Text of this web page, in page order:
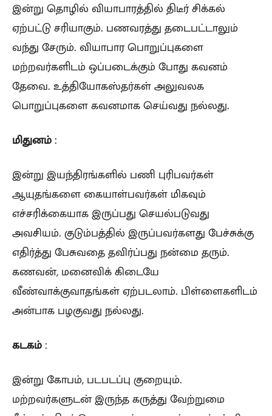
இன்று தொழில் வியாபாரத்தில் திடீர் சிக்கல்
ஏற்பட்டு சரியாகும். பணவரத்து தடைபட்டாலும்
வந்து சேரும். வியாபார பொறுப்புகளை
மற்றவர்களிடம் ஒப்படைக்கும் போது கவனம்
தேவை. உத்தியோகஸ்தர்கள் அலுவலக
பொறுப்புகளை கவனமாக செய்வது நல்லது.
மிதுனம் :
இன்று இயந்திரங்களில் பணி புரிபவர்கள்
ஆயுதங்களை கையாள்பவர்கள் மிகவும்
எச்சரிக்கையாக இருப்பது செயல்படுவது
அவசியம். குடும்பத்தில் இருப்பவர்களது பேச்சுக்கு
எதிர்த்து பேசுவதை தவிர்ப்பது நன்மை தரும்.
கணவன், மனைவிக் கிடையே
வீண்வாக்குவாதங்கள் ஏற்படலாம். பிள்ளைகளிடம்
அன்பாக பழகுவது நல்லது.
கடகம் :
இன்று கோபம், படபடப்பு குறையும்.
மற்றவர்களுடன் இருந்த கருத்து வேற்றுமை